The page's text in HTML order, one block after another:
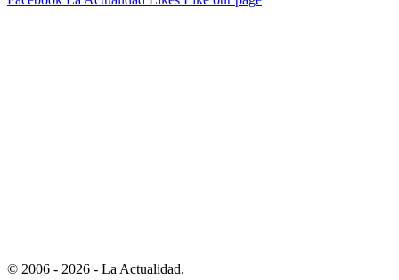
© 2006 - 2026 - La Actualidad.